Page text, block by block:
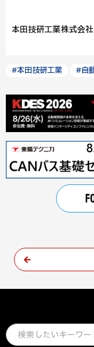
本田技研工業株式会
#本田技研工業 #自